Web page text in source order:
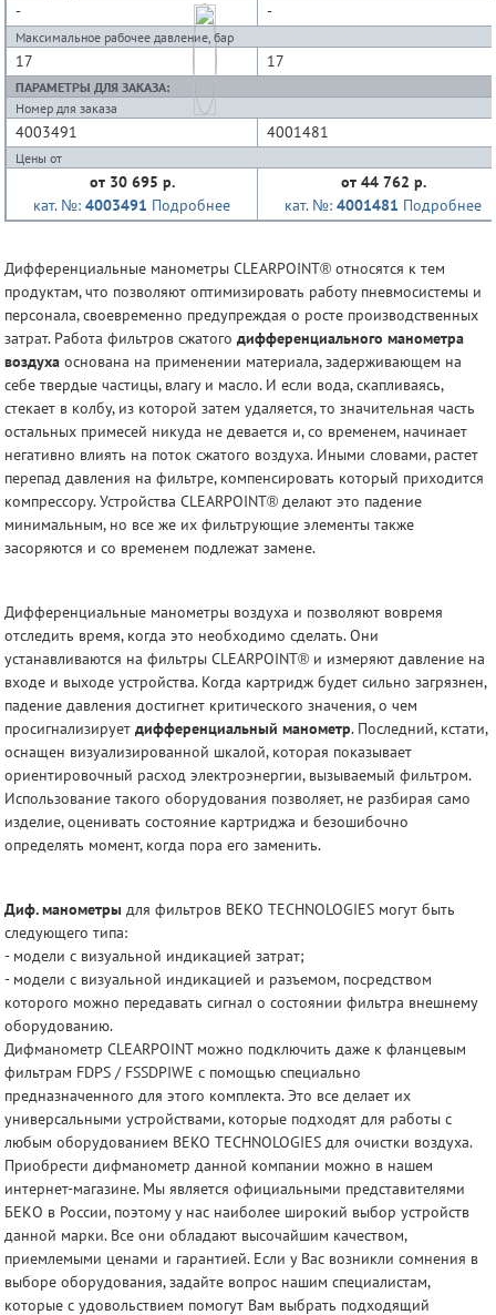
- -
Максимальное рабочее давление, бар
17 17
ПАРАМЕТРЫ ДЛЯ ЗАКАЗА:
Номер для заказа
4003491 4001481
Цены от
от 30 695 р.
кат. №: 4003491 Подробнее
от 44 762 р.
кат. №: 4001481 Подробнее
Дифференциальные манометры CLEARPOINT® относятся к тем
продуктам, что позволяют оптимизировать работу пневмосистемы и
персонала, своевременно предупреждая о росте производственных
затрат. Работа фильтров сжатого дифференциального манометра
воздуха основана на применении материала, задерживающем на
себе твердые частицы, влагу и масло. И если вода, скапливаясь,
стекает в колбу, из которой затем удаляется, то значительная часть
остальных примесей никуда не девается и, со временем, начинает
негативно влиять на поток сжатого воздуха. Иными словами, растет
перепад давления на фильтре, компенсировать который приходится
компрессору. Устройства CLEARPOINT® делают это падение
минимальным, но все же их фильтрующие элементы также
засоряются и со временем подлежат замене.
Дифференциальные манометры воздуха и позволяют вовремя
отследить время, когда это необходимо сделать. Они
устанавливаются на фильтры CLEARPOINT® и измеряют давление на
входе и выходе устройства. Когда картридж будет сильно загрязнен,
падение давления достигнет критического значения, о чем
просигнализирует дифференциальный манометр. Последний, кстати,
оснащен визуализированной шкалой, которая показывает
ориентировочный расход электроэнергии, вызываемый фильтром.
Использование такого оборудования позволяет, не разбирая само
изделие, оценивать состояние картриджа и безошибочно
определять момент, когда пора его заменить.
Диф. манометры для фильтров BEKO TECHNOLOGIES могут быть
следующего типа:
- модели с визуальной индикацией затрат;
- модели с визуальной индикацией и разъемом, посредством
которого можно передавать сигнал о состоянии фильтра внешнему
оборудованию.
Дифманометр CLEARPOINT можно подключить даже к фланцевым
фильтрам FDPS / FSSDPIWE с помощью специально
предназначенного для этого комплекта. Это все делает их
универсальными устройствами, которые подходят для работы с
любым оборудованием BEKO TECHNOLOGIES для очистки воздуха.
Приобрести дифманометр данной компании можно в нашем
интернет-магазине. Мы является официальными представителями
БЕКО в России, поэтому у нас наиболее широкий выбор устройств
данной марки. Все они обладают высочайшим качеством,
приемлемыми ценами и гарантией. Если у Вас возникли сомнения в
выборе оборудования, задайте вопрос нашим специалистам,
которые с удовольствием помогут Вам выбрать подходящий